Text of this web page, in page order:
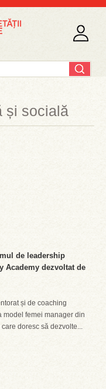
și socială
de leadership
Academy dezvoltat de
și de coaching
model femei manager din
doresc să dezvolte...